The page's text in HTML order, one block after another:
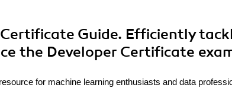
Guide. Efficiently
the Developer Certificate
for machine learning enthusiasts and data